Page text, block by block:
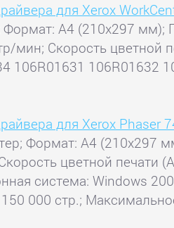
для Xerox
A4 (210x297 мм);
мин; Скорость цветной
106R01631 106R01632
для Xerox Phaser
Формат: A4 (210x297
цветной печати
система: Windows
150 000 стр.;